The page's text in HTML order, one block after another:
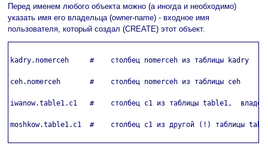
Перед именем любого объекта можно (а иногда и необходимо)
указать имя его владельца (owner-name) - входное имя
пользователя, который создал (CREATE) этот объект.
kadry.nomerceh     #    столбец nomerceh из таблицы kadry
ceh.nomerceh       #    столбец nomerceh из таблицы ceh
iwanow.table1.c1   #    столбец c1 из таблицы table1,
moshkow.table1.c1  #    столбец c1 из другой (!) таблицы